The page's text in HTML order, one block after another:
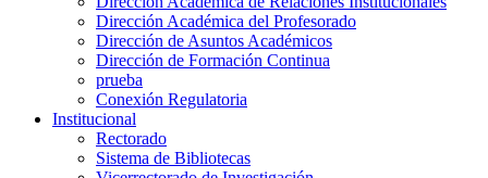
Dirección Académica del Profesorado
Dirección de Asuntos Académicos
Dirección de Formación Continua
prueba
Conexión Regulatoria
Institucional
Rectorado
Sistema de Bibliotecas